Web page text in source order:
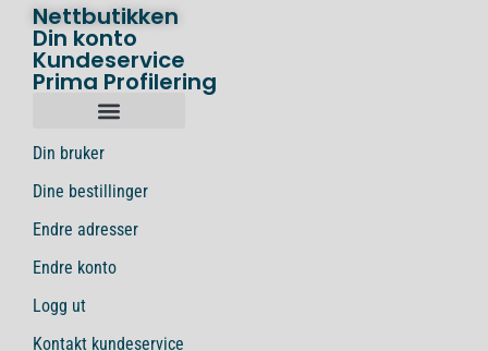
Nettbutikken
Din konto
Kundeservice
Prima Profilering
Din bruker
Dine bestillinger
Endre adresser
Endre konto
Logg ut
Kontakt kundeservice